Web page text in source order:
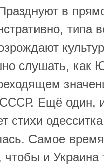
в
типа
слушать, как
Ещё один,
стихи
Самое
чтобы и